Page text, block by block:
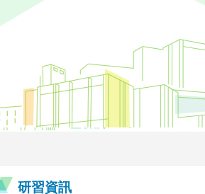
研習資訊